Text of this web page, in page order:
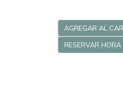
AGREGAR AL
RESERVAR HORA